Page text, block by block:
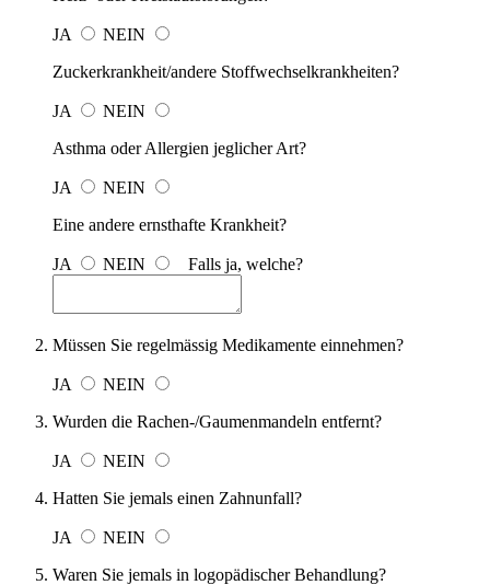
JA
NEIN
Zuckerkrankheit/andere Stoffwechselkrankheiten?
JA
NEIN
Asthma oder Allergien jeglicher Art?
JA
NEIN
Eine andere ernsthafte Krankheit?
JA NEIN Falls ja, welche?
Müssen Sie regelmässig Medikamente einnehmen?
JA
NEIN
Wurden die Rachen-/Gaumenmandeln entfernt?
JA
NEIN
Hatten Sie jemals einen Zahnunfall?
JA
NEIN
Waren Sie jemals in logopädischer Behandlung?